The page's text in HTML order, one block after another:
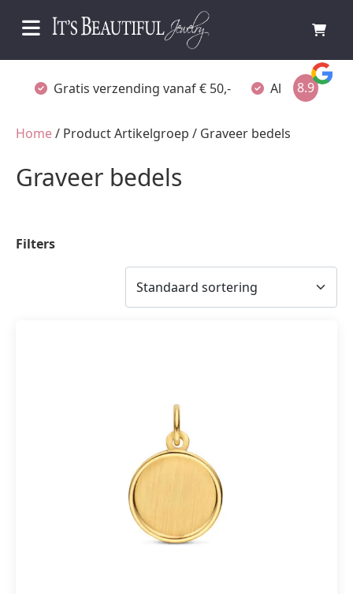
Gratis verzending vanaf € 50,- Altijd verpakt
8.9
Home/ Product Artikelgroep / Graveer bedels
Graveer bedels
Filters